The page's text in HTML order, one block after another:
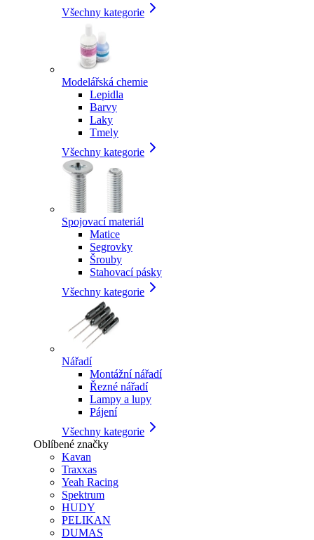
Všechny kategorie
Modelářská chemie
Lepidla
Barvy
Laky
Tmely
Všechny kategorie
Spojovací materiál
Matice
Segrovky
Šrouby
Stahovací pásky
Všechny kategorie
Nářadí
Montážní nářadí
Řezné nářadí
Lampy a lupy
Pájení
Všechny kategorie
Oblíbené značky
Kavan
Traxxas
Yeah Racing
Spektrum
HUDY
PELIKAN
DUMAS